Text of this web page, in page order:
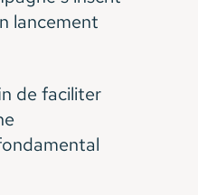
lancement
de faciliter